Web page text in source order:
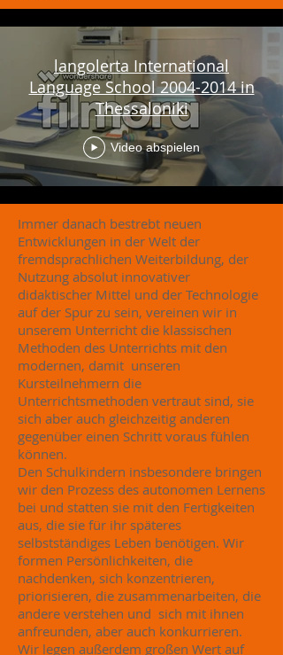
langolerta International
Language School 2004-2014 in
Thessaloniki
Video abspielen
Immer danach bestrebt neuen
Entwicklungen in der Welt der
fremdsprachlichen Weiterbildung, der
Nutzung absolut innovativer
didaktischer Mittel und der Technologie
auf der Spur zu sein, vereinen wir in
unserem Unterricht die klassischen
Methoden des Unterrichts mit den
modernen, damit unseren
Kursteilnehmern die
Unterrichtsmethoden vertraut sind, sie
sich aber auch gleichzeitig anderen
gegenüber einen Schritt voraus fühlen
können.
Den Schulkindern insbesondere bringen
wir den Prozess des autonomen Lernens
bei und statten sie mit den Fertigkeiten
aus, die sie für ihr späteres
selbstständiges Leben benötigen. Wir
formen Persönlichkeiten, die
nachdenken, sich konzentrieren,
priorisieren, die zusammenarbeiten, die
andere verstehen und sich mit ihnen
anfreunden, aber auch konkurrieren.
Wir legen außerdem großen Wert auf